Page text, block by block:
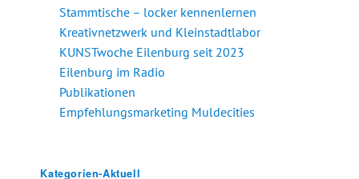
Stammtische – locker kennenlernen
Kreativnetzwerk und Kleinstadtlabor
KUNSTwoche Eilenburg seit 2023
Eilenburg im Radio
Publikationen
Empfehlungsmarketing Muldecities
Kategorien-Aktuell